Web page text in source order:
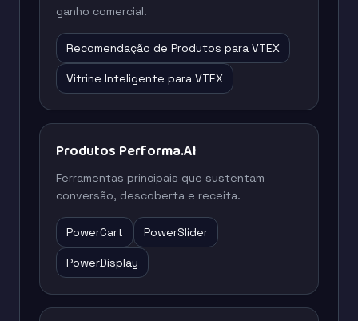
ganho comercial.
Recomendação de Produtos para VTEX
Vitrine Inteligente para VTEX
Produtos Performa.AI
Ferramentas principais que sustentam
conversão, descoberta e receita.
PowerCart PowerSlider
PowerDisplay